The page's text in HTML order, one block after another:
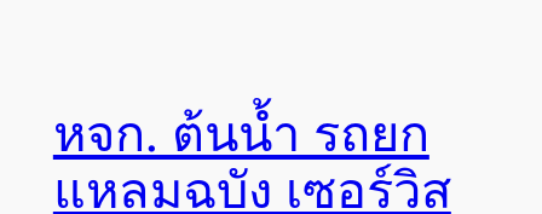
หจก. ต้นน้ำ รถยก
แหลมฉบัง เซอร์วิส